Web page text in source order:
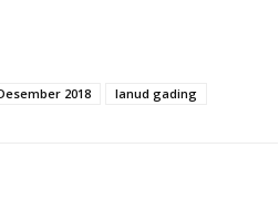
2018 lanud gading